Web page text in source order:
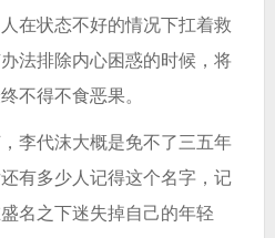
在状态不好的情况下扛着救
法排除内心困惑的时候，将
不得不食恶果。
李代沫大概是免不了三五年
有多少人记得这个名字，记
名之下迷失掉自己的年轻